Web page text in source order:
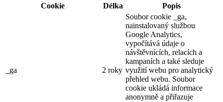
Cookie
Délka Popis
_ga 2 roky
Soubor cookie _ga,
nainstalovaný službou
Google Analytics,
vypočítává údaje o
návštěvnících, relacích a
kampaních a také sleduje
využití webu pro analytický
přehled webu. Soubor
cookie ukládá informace
anonymně a přiřazuje